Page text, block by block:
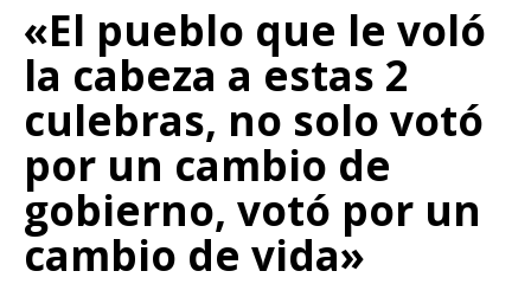
«El pueblo que le voló
la cabeza a estas 2
culebras, no solo votó
por un cambio de
gobierno, votó por un
cambio de vida»